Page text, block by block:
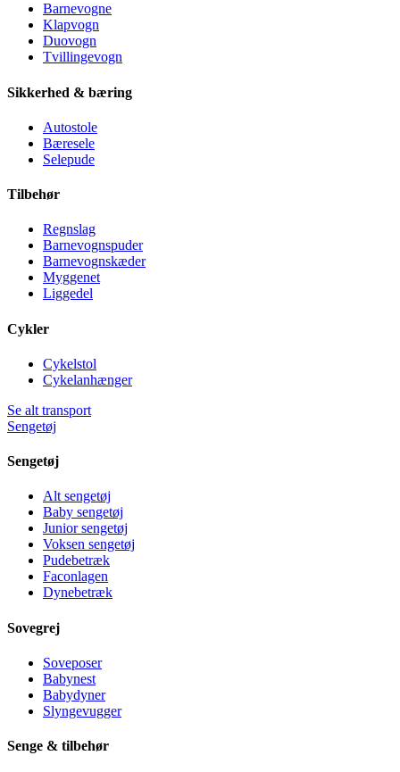
Barnevogne
Klapvogn
Duovogn
Tvillingevogn
Sikkerhed & bæring
Autostole
Bæresele
Selepude
Tilbehør
Regnslag
Barnevognspuder
Barnevognskæder
Myggenet
Liggedel
Cykler
Cykelstol
Cykelanhænger
Se alt transport
Sengetøj
Sengetøj
Alt sengetøj
Baby sengetøj
Junior sengetøj
Voksen sengetøj
Pudebetræk
Faconlagen
Dynebetræk
Sovegrej
Soveposer
Babynest
Babydyner
Slyngevugger
Senge & tilbehør